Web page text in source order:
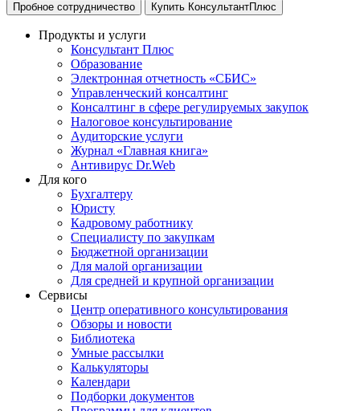
Пробное сотрудничество Купить КонсультантПлюс
Продукты и услуги
Консультант Плюс
Образование
Электронная отчетность «СБИС»
Управленческий консалтинг
Консалтинг в сфере регулируемых закупок
Налоговое консультирование
Аудиторские услуги
Журнал «Главная книга»
Антивирус Dr.Web
Для кого
Бухгалтеру
Юристу
Кадровому работнику
Специалисту по закупкам
Бюджетной организации
Для малой организации
Для средней и крупной организации
Сервисы
Центр оперативного консультирования
Обзоры и новости
Библиотека
Умные рассылки
Калькуляторы
Календари
Подборки документов